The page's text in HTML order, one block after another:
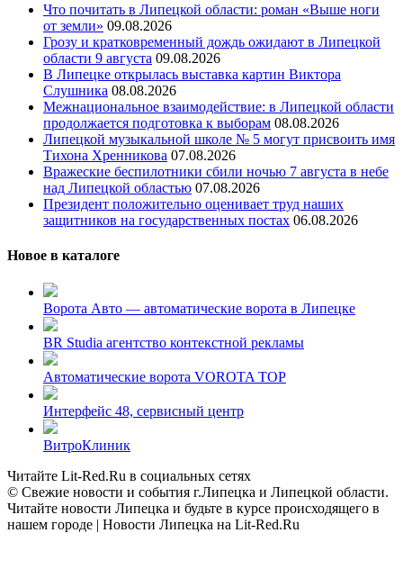
Что почитать в Липецкой области: роман «Выше ноги
от земли» 09.08.2026
Грозу и кратковременный дождь ожидают в Липецкой
области 9 августа 09.08.2026
В Липецке открылась выставка картин Виктора
Слушника 08.08.2026
Межнациональное взаимодействие: в Липецкой области
продолжается подготовка к выборам 08.08.2026
Липецкой музыкальной школе № 5 могут присвоить имя
Тихона Хренникова 07.08.2026
Вражеские беспилотники сбили ночью 7 августа в небе
над Липецкой областью 07.08.2026
Президент положительно оценивает труд наших
защитников на государственных постах 06.08.2026
Новое в каталоге
Ворота Авто — автоматические ворота в Липецке
BR Studia агентство контекстной рекламы
Автоматические ворота VOROTA TOP
Интерфейс 48, сервисный центр
ВитроКлиник
Читайте Lit-Red.Ru в социальных сетях
© Свежие новости и события г.Липецка и Липецкой области.
Читайте новости Липецка и будьте в курсе происходящего в
нашем городе | Новости Липецка на Lit-Red.Ru